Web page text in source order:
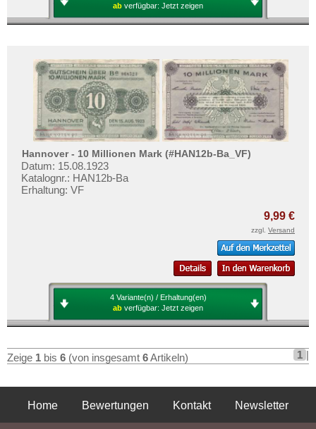
ab verfügbar: Jetzt zeigen
Hannover - 10 Millionen Mark (#HAN12b-Ba_VF)
Datum: 15.08.1923
Katalognr.: HAN12b-Ba
Erhaltung: VF
9,99 €
zzgl. Versand
4 Variante(n) / Erhaltung(en)
ab verfügbar: Jetzt zeigen
Zeige 1 bis 6 (von insgesamt 6Artikeln) 1 |
Home Bewertungen Kontakt
Newsletter